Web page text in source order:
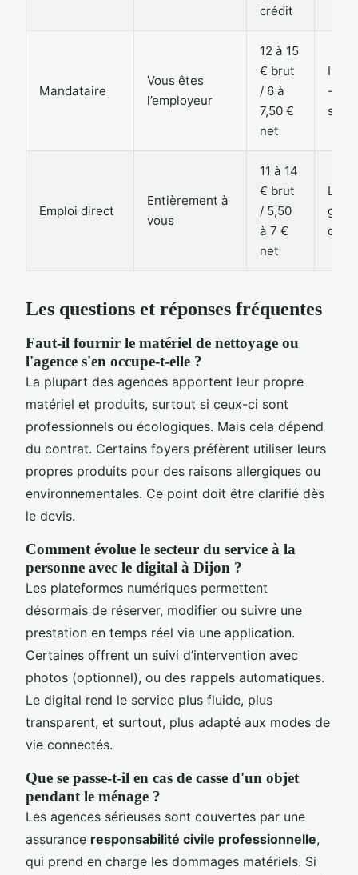
crédit
Mandataire
Vous êtes
l’employeur
12 à 15
€ brut
/ 6 à
7,50 €
net
-
Emploi direct
Entièrement à
vous
11 à 14
€ brut
/ 5,50
à 7 €
net
Les questions et réponses fréquentes
Faut-il fournir le matériel de nettoyage ou
l'agence s'en occupe-t-elle ?
La plupart des agences apportent leur propre
matériel et produits, surtout si ceux-ci sont
professionnels ou écologiques. Mais cela dépend
du contrat. Certains foyers préfèrent utiliser leurs
propres produits pour des raisons allergiques ou
environnementales. Ce point doit être clarifié dès
le devis.
Comment évolue le secteur du service à la
personne avec le digital à Dijon ?
Les plateformes numériques permettent
désormais de réserver, modifier ou suivre une
prestation en temps réel via une application.
Certaines offrent un suivi d’intervention avec
photos (optionnel), ou des rappels automatiques.
Le digital rend le service plus fluide, plus
transparent, et surtout, plus adapté aux modes de
vie connectés.
Que se passe-t-il en cas de casse d'un objet
pendant le ménage ?
Les agences sérieuses sont couvertes par une
assurance responsabilité civile professionnelle,
qui prend en charge les dommages matériels. Si